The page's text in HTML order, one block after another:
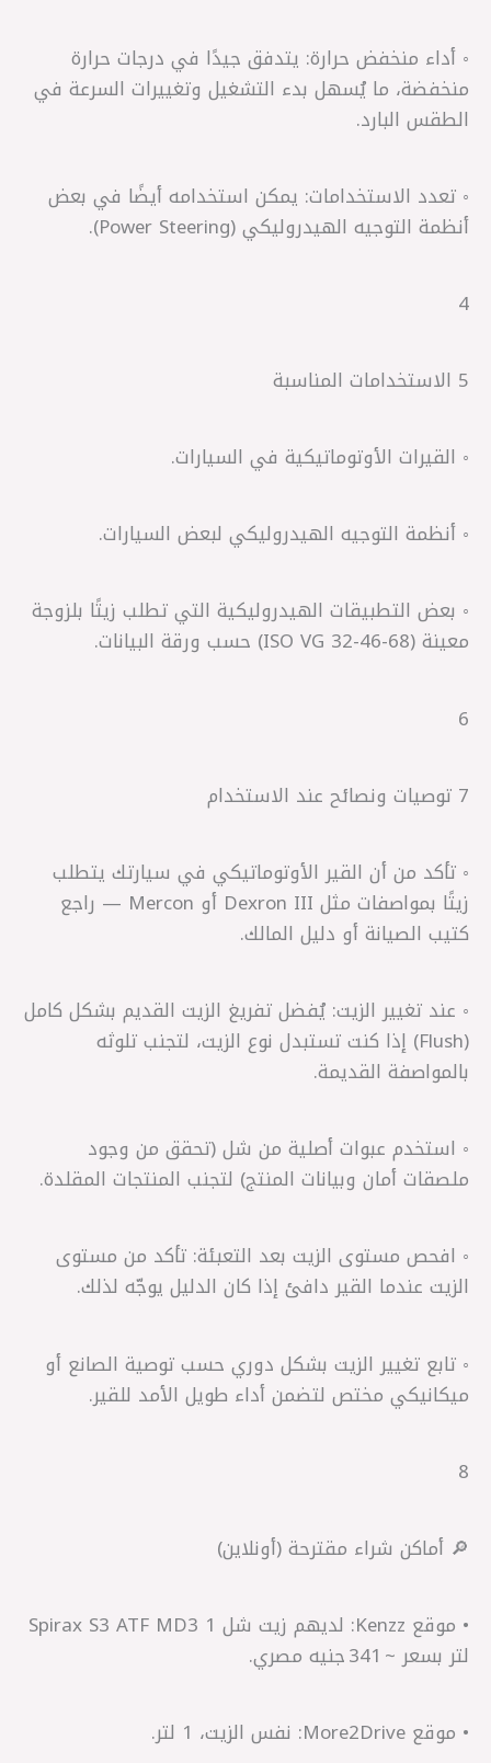
◦ أداء منخفض حرارة: يتدفق جيدًا في درجات حرارة
منخفضة، ما يُسهل بدء التشغيل وتغييرات السرعة في
الطقس البارد.
◦ تعدد الاستخدامات: يمكن استخدامه أيضًا في بعض
أنظمة التوجيه الهيدروليكي (Power Steering).
4
5 الاستخدامات المناسبة
◦ القيرات الأوتوماتيكية في السيارات.
◦ أنظمة التوجيه الهيدروليكي لبعض السيارات.
◦ بعض التطبيقات الهيدروليكية التي تطلب زيتًا بلزوجة
معينة (ISO VG 32-46-68) حسب ورقة البيانات.
6
7 توصيات ونصائح عند الاستخدام
◦ تأكد من أن القير الأوتوماتيكي في سيارتك يتطلب
زيتًا بمواصفات مثل Dexron III أو Mercon — راجع
كتيب الصيانة أو دليل المالك.
◦ عند تغيير الزيت: يُفضل تفريغ الزيت القديم بشكل كامل
(Flush) إذا كنت تستبدل نوع الزيت، لتجنب تلوثه
بالمواصفة القديمة.
◦ استخدم عبوات أصلية من شل (تحقق من وجود
ملصقات أمان وبيانات المنتج) لتجنب المنتجات المقلدة.
◦ افحص مستوى الزيت بعد التعبئة: تأكد من مستوى
الزيت عندما القير دافئ إذا كان الدليل يوجّه لذلك.
◦ تابع تغيير الزيت بشكل دوري حسب توصية الصانع أو
ميكانيكي مختص لتضمن أداء طويل الأمد للقير.
8
🔎 أماكن شراء مقترحة (أونلاين)
• موقع Kenzz: لديهم زيت شل Spirax S3 ATF MD3 1
لتر بسعر ~ 341 جنيه مصري.
• موقع More2Drive: نفس الزيت، 1 لتر.